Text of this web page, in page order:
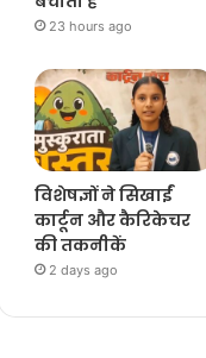
23 hours ago
विशेषज्ञों ने सिखाईं
कार्टून और कैरिकेचर
की तकनीकें
2 days ago